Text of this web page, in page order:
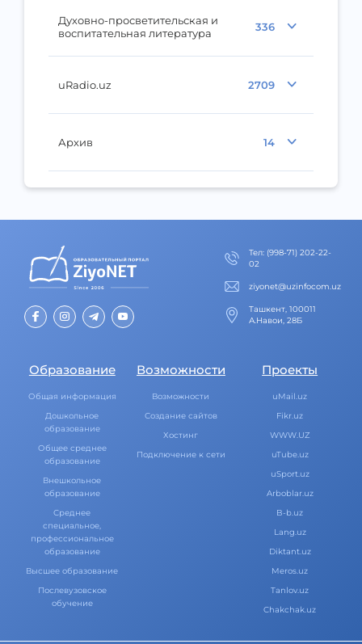
Духовно-просветительская и
воспитательная литература
336
uRadio.uz 2709
Архив 14
Тел: (998-71) 202-22-
02
ziyonet@uzinfocom.uz
Ташкент, 100011
А.Навои, 28Б
Образование
Общая информация
Дошкольное
образование
Общее среднее
образование
Внешкольное
образование
Среднее
специальное,
профессиональное
образование
Высшее образование
Послевузовское
обучение
Возможности
Возможности
Создание сайтов
Хостинг
Подключение к сети
Проекты
uMail.uz
Fikr.uz
WWW.UZ
uTube.uz
uSport.uz
Arboblar.uz
B-b.uz
Lang.uz
Diktant.uz
Meros.uz
Tanlov.uz
Chakchak.uz